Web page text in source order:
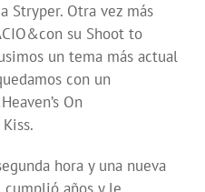
Stryper. Otra vez más
su Shoot to
un tema más actual
con un
On
hora y una nueva